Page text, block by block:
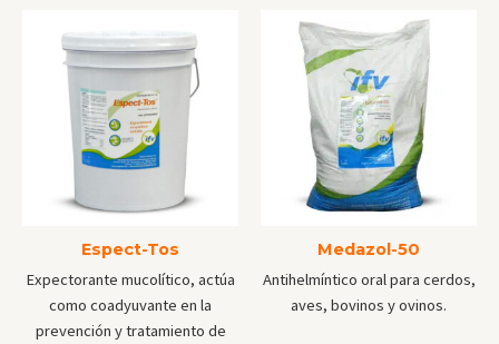
Espect-Tos
Expectorante mucolítico, actúa
como coadyuvante en la
prevención y tratamiento de
Medazol-50
Antihelmíntico oral para cerdos,
aves, bovinos y ovinos.